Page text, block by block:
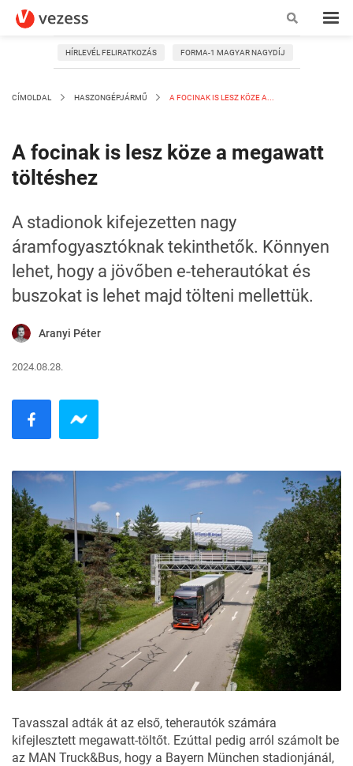
HÍRLEVÉL FELIRATKOZÁS FORMA-1 MAGYAR NAGYDÍJ
CÍMOLDAL HASZONGÉPJÁRMŰ A FOCINAK IS LESZ KÖZE A...
A focinak is lesz köze a megawatt
töltéshez
A stadionok kifejezetten nagy
áramfogyasztóknak tekinthetők. Könnyen
lehet, hogy a jövőben e-teherautókat és
buszokat is lehet majd tölteni mellettük.
Aranyi Péter
2024.08.28.
Tavasszal adták át az első, teherautók számára
kifejlesztett megawatt-töltőt. Ezúttal pedig arról számolt be
az MAN Truck&Bus, hogy a Bayern München stadionjánál,